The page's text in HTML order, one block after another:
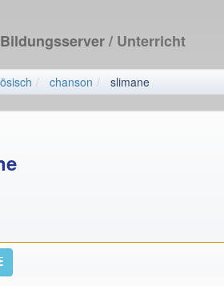
/ Unterricht
chanson slimane